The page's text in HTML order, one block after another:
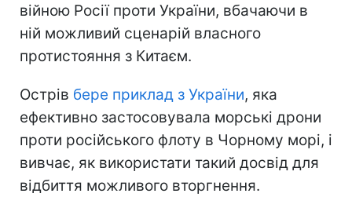
війною Росії проти України, вбачаючи в
ній можливий сценарій власного
протистояння з Китаєм.
Острів бере приклад з України, яка
ефективно застосовувала морські дрони
проти російського флоту в Чорному морі, і
вивчає, як використати такий досвід для
відбиття можливого вторгнення.